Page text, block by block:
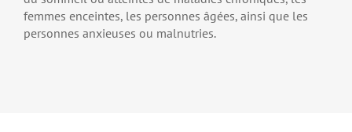
femmes enceintes, les personnes âgées, ainsi que les
personnes anxieuses ou malnutries.